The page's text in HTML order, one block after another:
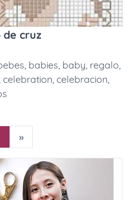
de cruz
, babies, baby, regalo,
celebration, celebracion,
»